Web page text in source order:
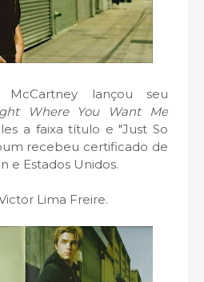
lançou seu
Where You Want Me
a faixa título e "Just So
recebeu certificado de
e Estados Unidos.
Lima Freire.